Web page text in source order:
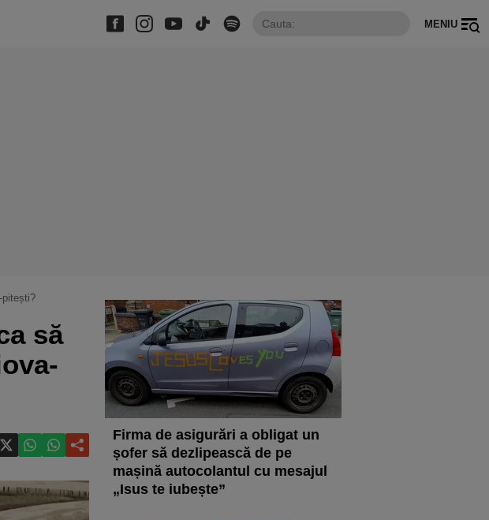
MENIU
pitești?
să
Firma de asigurări a obligat un
șofer să dezlipească de pe
mașină autocolantul cu mesajul
„Isus te iubește”